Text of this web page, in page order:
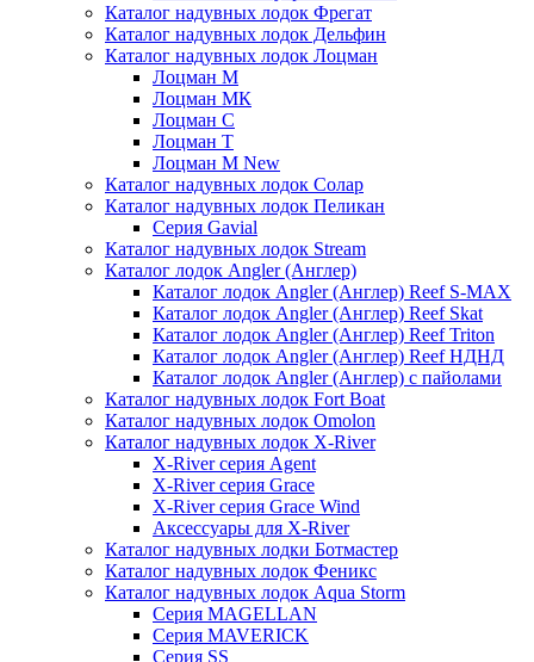
Каталог надувных лодок Фрегат
Каталог надувных лодок Дельфин
Каталог надувных лодок Лоцман
Лоцман М
Лоцман МК
Лоцман С
Лоцман Т
Лоцман М New
Каталог надувных лодок Солар
Каталог надувных лодок Пеликан
Серия Gavial
Каталог надувных лодок Stream
Каталог лодок Angler (Англер)
Каталог лодок Angler (Англер) Reef S-MAX
Каталог лодок Angler (Англер) Reef Skat
Каталог лодок Angler (Англер) Reef Triton
Каталог лодок Angler (Англер) Reef НДНД
Каталог лодок Angler (Англер) с пайолами
Каталог надувных лодок Fort Boat
Каталог надувных лодок Omolon
Каталог надувных лодок X-River
X-River серия Agent
X-River серия Grace
X-River серия Grace Wind
Аксессуары для X-River
Каталог надувных лодки Ботмастер
Каталог надувных лодок Феникc
Каталог надувных лодок Aqua Storm
Серия MAGELLAN
Серия MAVERICK
Серия SS